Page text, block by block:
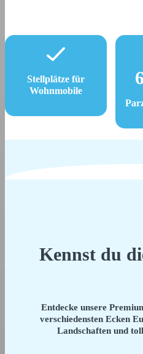
Stellplätze für
Wohnmobile
Kennst du
Entdecke unsere
verschiedensten Ecken
Landschaften und